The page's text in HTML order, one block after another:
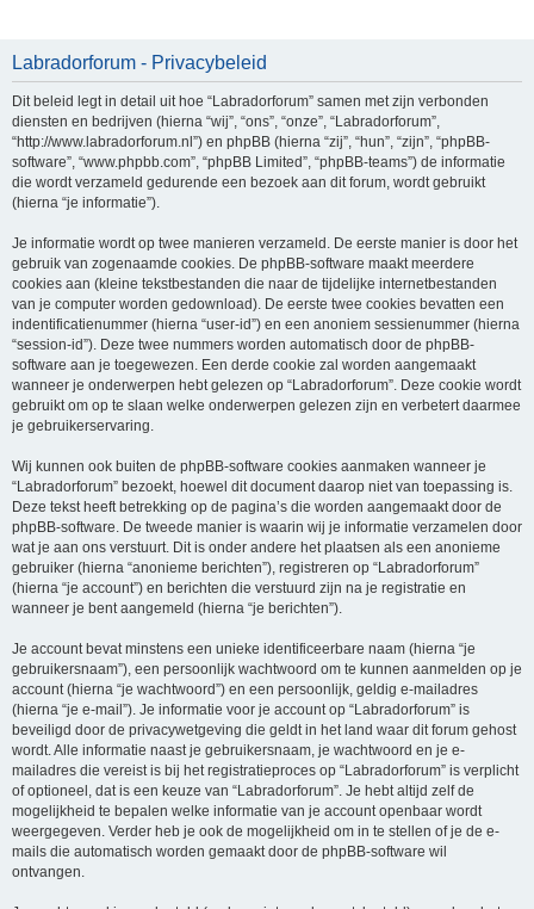
Labradorforum - Privacybeleid
Dit beleid legt in detail uit hoe “Labradorforum” samen met zijn verbonden
diensten en bedrijven (hierna “wij”, “ons”, “onze”, “Labradorforum”,
“http://www.labradorforum.nl”) en phpBB (hierna “zij”, “hun”, “zijn”, “phpBB-
software”, “www.phpbb.com”, “phpBB Limited”, “phpBB-teams”) de informatie
die wordt verzameld gedurende een bezoek aan dit forum, wordt gebruikt
(hierna “je informatie”).
Je informatie wordt op twee manieren verzameld. De eerste manier is door het
gebruik van zogenaamde cookies. De phpBB-software maakt meerdere
cookies aan (kleine tekstbestanden die naar de tijdelijke internetbestanden
van je computer worden gedownload). De eerste twee cookies bevatten een
indentificatienummer (hierna “user-id”) en een anoniem sessienummer (hierna
“session-id”). Deze twee nummers worden automatisch door de phpBB-
software aan je toegewezen. Een derde cookie zal worden aangemaakt
wanneer je onderwerpen hebt gelezen op “Labradorforum”. Deze cookie wordt
gebruikt om op te slaan welke onderwerpen gelezen zijn en verbetert daarmee
je gebruikerservaring.
Wij kunnen ook buiten de phpBB-software cookies aanmaken wanneer je
“Labradorforum” bezoekt, hoewel dit document daarop niet van toepassing is.
Deze tekst heeft betrekking op de pagina’s die worden aangemaakt door de
phpBB-software. De tweede manier is waarin wij je informatie verzamelen door
wat je aan ons verstuurt. Dit is onder andere het plaatsen als een anonieme
gebruiker (hierna “anonieme berichten”), registreren op “Labradorforum”
(hierna “je account”) en berichten die verstuurd zijn na je registratie en
wanneer je bent aangemeld (hierna “je berichten”).
Je account bevat minstens een unieke identificeerbare naam (hierna “je
gebruikersnaam”), een persoonlijk wachtwoord om te kunnen aanmelden op je
account (hierna “je wachtwoord”) en een persoonlijk, geldig e-mailadres
(hierna “je e-mail”). Je informatie voor je account op “Labradorforum” is
beveiligd door de privacywetgeving die geldt in het land waar dit forum gehost
wordt. Alle informatie naast je gebruikersnaam, je wachtwoord en je e-
mailadres die vereist is bij het registratieproces op “Labradorforum” is verplicht
of optioneel, dat is een keuze van “Labradorforum”. Je hebt altijd zelf de
mogelijkheid te bepalen welke informatie van je account openbaar wordt
weergegeven. Verder heb je ook de mogelijkheid om in te stellen of je de e-
mails die automatisch worden gemaakt door de phpBB-software wil
ontvangen.